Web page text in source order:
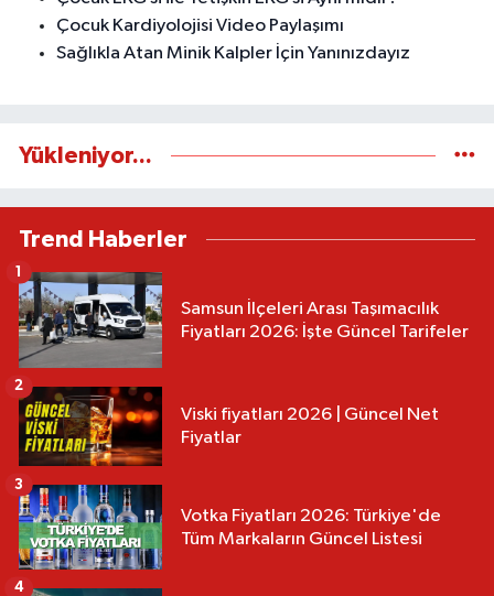
Çocuk Kardiyolojisi Video Paylaşımı
Sağlıkla Atan Minik Kalpler İçin Yanınızdayız
Yükleniyor...
Trend Haberler
Samsun İlçeleri Arası Taşımacılık
Fiyatları 2026: İşte Güncel Tarifeler
1
Viski fiyatları 2026 | Güncel Net
Fiyatlar
2
Votka Fiyatları 2026: Türkiye'de
Tüm Markaların Güncel Listesi
3
4